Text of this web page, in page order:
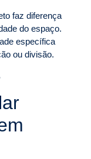
faz diferença
do espaço.
específica
ou divisão.